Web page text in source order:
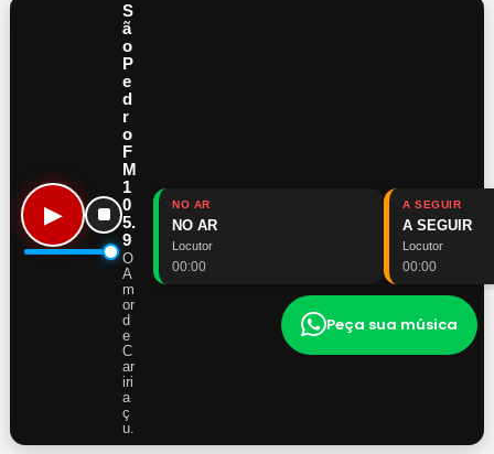
▶
S
ã
o
P
e
d
r
o
F
M
1
0
5.
9
O
A
m
or
d
e
C
ar
iri
a
ç
u.
NO AR
NO AR
Locutor
00:00
A SEGUIR
A SEGUIR
Locutor
00:00
Cicero Ricardo
Locutor
São Pedro FM 105.9
O amor de Caririçu.
Siga a Rádio
© 2026 São Pedro FM 105.9 - Todos os direitos reservados.
Peça sua música